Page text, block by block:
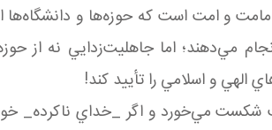
و امت است که حوزه‌ها و
مي‌دهند؛ اما جاهليت‌زدايي نه از
الهي و اسلامي را تأييد کند!
شکست مي‌خورد و اگر _خداي